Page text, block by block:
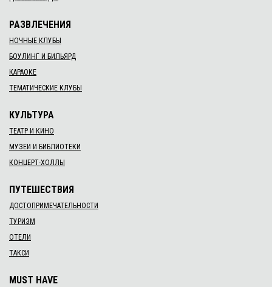
РАЗВЛЕЧЕНИЯ
НОЧНЫЕ КЛУБЫ
БОУЛИНГ И БИЛЬЯРД
КАРАОКЕ
ТЕМАТИЧЕСКИЕ КЛУБЫ
КУЛЬТУРА
ТЕАТР И КИНО
МУЗЕИ И БИБЛИОТЕКИ
КОНЦЕРТ-ХОЛЛЫ
ПУТЕШЕСТВИЯ
ДОСТОПРИМЕЧАТЕЛЬНОСТИ
ТУРИЗМ
ОТЕЛИ
ТАКСИ
MUST HAVE